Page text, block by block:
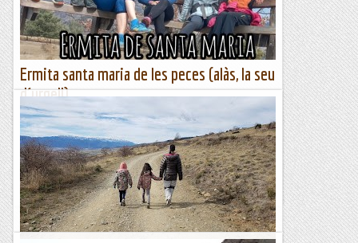
Ermita santa maria de les peces (alàs, la seu
d´urgell)
Aprofitant la nostra estada aquest cap de SEtmana a la
població de Arfa, aprofitem el Diumenge matí per ...fer
aquesta curteta excursió sortint del Cementeri de la
població...
El món de la ferrata i la escalada